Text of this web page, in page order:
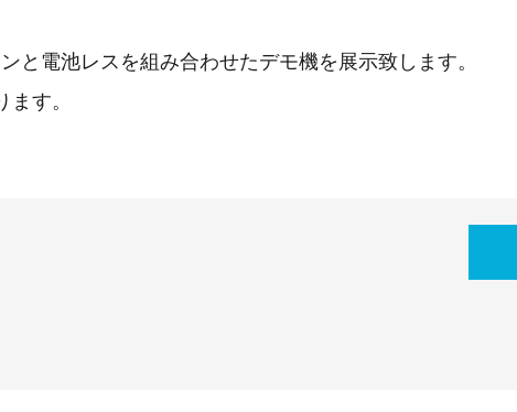
と電池レスを組み合わせたデモ機を展示致します。
す。